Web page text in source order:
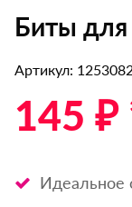
Биты для
Артикул:
145 ₽
Идеальное